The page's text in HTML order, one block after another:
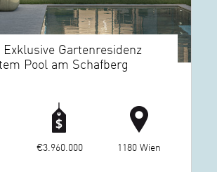
Exklusive Gartenresidenz
Pool am Schafberg
€3.960.000 1180 Wien